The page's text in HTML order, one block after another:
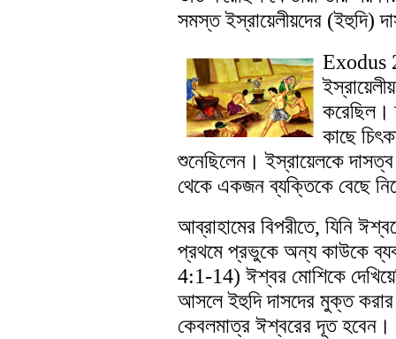
সমস্ত ইস্রায়েলীয়দের (ইহুদি)
Exodus
করেছিল।
কাছে
শুনেছিলেন। ইস্রায়েলকে
থেকে একজন ব্যক্তিকে বেছে
আব্রাহামের বিপরীতে, যিনি
প্রথমে প্রভুকে অন্য কাউকে
4:1-14) ঈশ্বর মোশিকে
আসলে ইহুদি দাসদের মুক্ত
কেবলমাত্র ঈশ্বরের দূত হবেন।